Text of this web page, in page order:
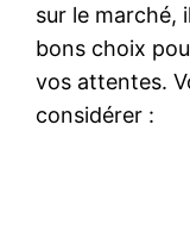
sur le marché,
bons choix
vos attentes.
considérer :